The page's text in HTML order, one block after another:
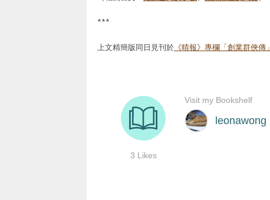
***
上文精簡版同日見刊於 《晴報》專欄「創業群俠傳」